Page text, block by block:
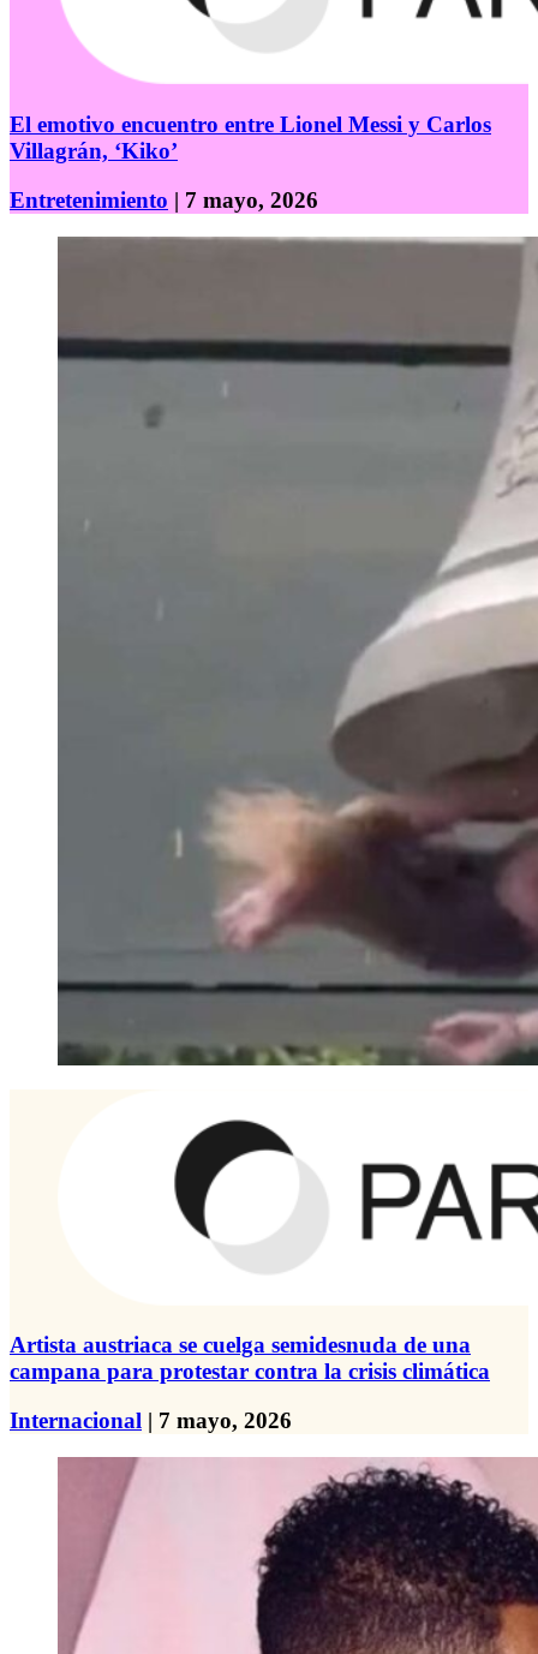
El emotivo encuentro entre Lionel Messi y Carlos
Villagrán, ‘Kiko’
Entretenimiento | 7 mayo, 2026
Artista austriaca se cuelga semidesnuda de una
campana para protestar contra la crisis climática
Internacional | 7 mayo, 2026